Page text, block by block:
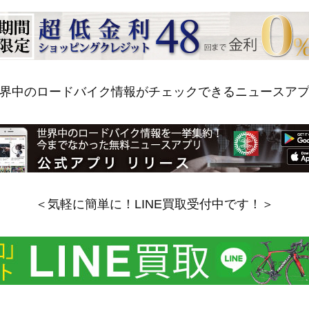
中のロードバイク情報がチェックできるニュースア
＜気軽に簡単に！LINE買取受付中です！＞